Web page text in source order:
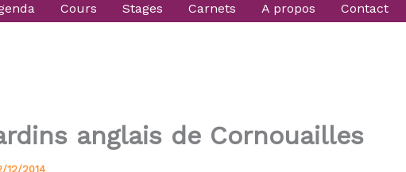
Cours Stages Carnets A propos Contact
anglais de Cornouailles
12/2014